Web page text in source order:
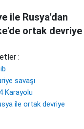
ile Rusya'dan
ortak devriye
:
savaşı
Karayolu
ile ortak devriye